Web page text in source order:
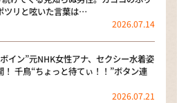
ツリと呟いた言葉は…
2026.07.14
イン”元NHK女性アナ、セクシー水着姿
！ 千鳥“ちょっと待てぃ！！”ボタン連
2026.07.21